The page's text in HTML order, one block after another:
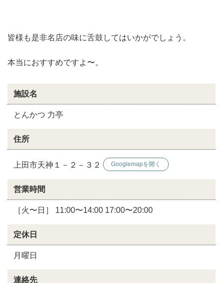
皆様も是非名店の味に舌鼓してはいかがでしょう。
本当におすすめですよ〜。
施設名
とんかつ 力亭
住所
上田市天神１－２－３２ Googlemapを開く
営業時間
［火〜日］ 11:00〜14:00 17:00〜20:00
定休日
月曜日
連絡先